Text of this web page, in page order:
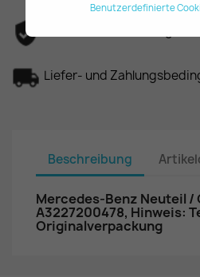
Benutzerdefinierte
Liefer- und
Beschreibung
Mercedes-Benz Neuteil /
A3227200478, Hinweis:
Originalverpackung